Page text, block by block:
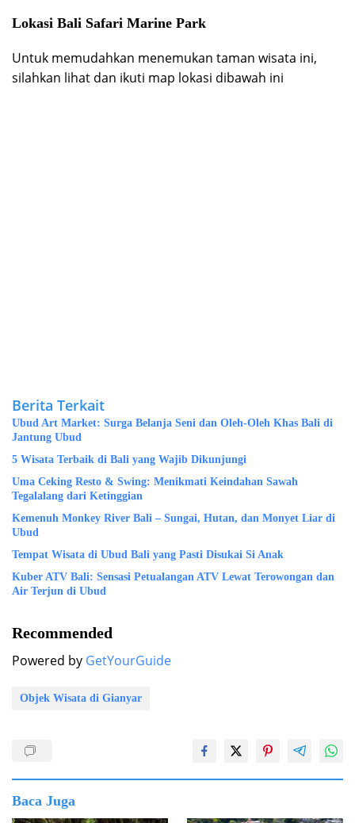
Lokasi Bali Safari Marine Park
Untuk memudahkan menemukan taman wisata ini,
silahkan lihat dan ikuti map lokasi dibawah ini
Berita Terkait
Ubud Art Market: Surga Belanja Seni dan Oleh-Oleh Khas Bali di
Jantung Ubud
5 Wisata Terbaik di Bali yang Wajib Dikunjungi
Uma Ceking Resto & Swing: Menikmati Keindahan Sawah
Tegalalang dari Ketinggian
Kemenuh Monkey River Bali – Sungai, Hutan, dan Monyet Liar di
Ubud
Tempat Wisata di Ubud Bali yang Pasti Disukai Si Anak
Kuber ATV Bali: Sensasi Petualangan ATV Lewat Terowongan dan
Air Terjun di Ubud
Recommended
Powered by GetYourGuide
Objek Wisata di Gianyar
Baca Juga